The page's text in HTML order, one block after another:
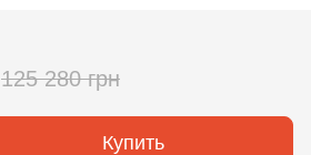
125 280 грн
Купить